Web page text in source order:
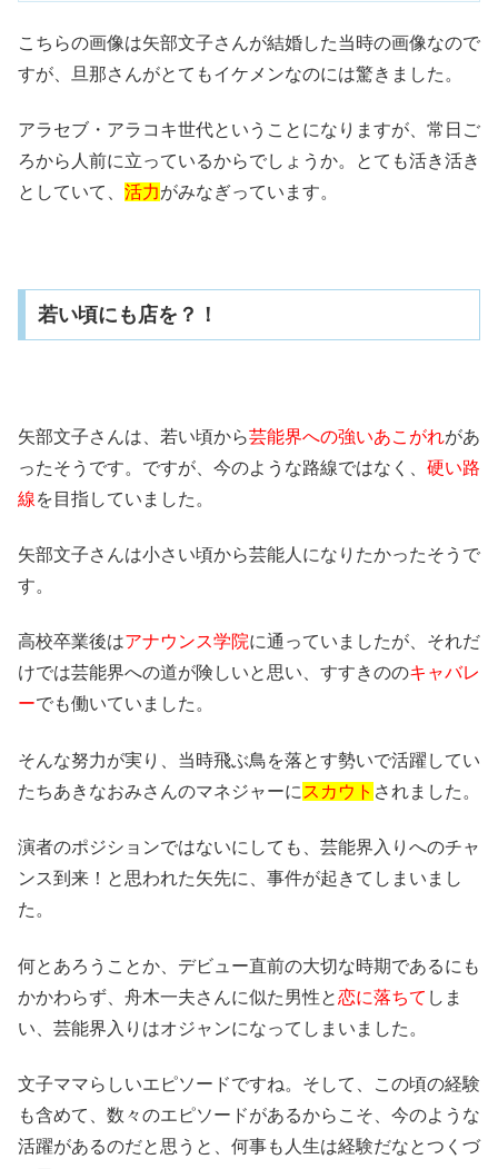
こちらの画像は矢部文子さんが結婚した当時の画像なので
すが、旦那さんがとてもイケメンなのには驚きました。
アラセブ・アラコキ世代ということになりますが、常日ご
ろから人前に立っているからでしょうか。とても活き活き
としていて、 活力がみなぎっています。
若い頃にも店を？！
矢部文子さんは、若い頃から芸能界への強いあこがれがあ
ったそうです。ですが、今のような路線ではなく、 硬い路
線を目指していました。
矢部文子さんは小さい頃から芸能人になりたかったそうで
す。
高校卒業後はアナウンス学院に通っていましたが、それだ
けでは芸能界への道が険しいと思い、すすきののキャバレ
ーでも働いていました。
そんな努力が実り、当時飛ぶ鳥を落とす勢いで活躍してい
たちあきなおみさんのマネジャーに スカウト されました。
演者のポジションではないにしても、芸能界入りへのチャ
ンス到来！と思われた矢先に、事件が起きてしまいまし
た。
何とあろうことか、デビュー直前の大切な時期であるにも
かかわらず、舟木一夫さんに似た男性と恋に落ちて しま
い、芸能界入りはオジャンになってしまいました。
文子ママらしいエピソードですね。そして、この頃の経験
も含めて、数々のエピソードがあるからこそ、今のような
活躍があるのだと思うと、何事も人生は経験だなとつくづ